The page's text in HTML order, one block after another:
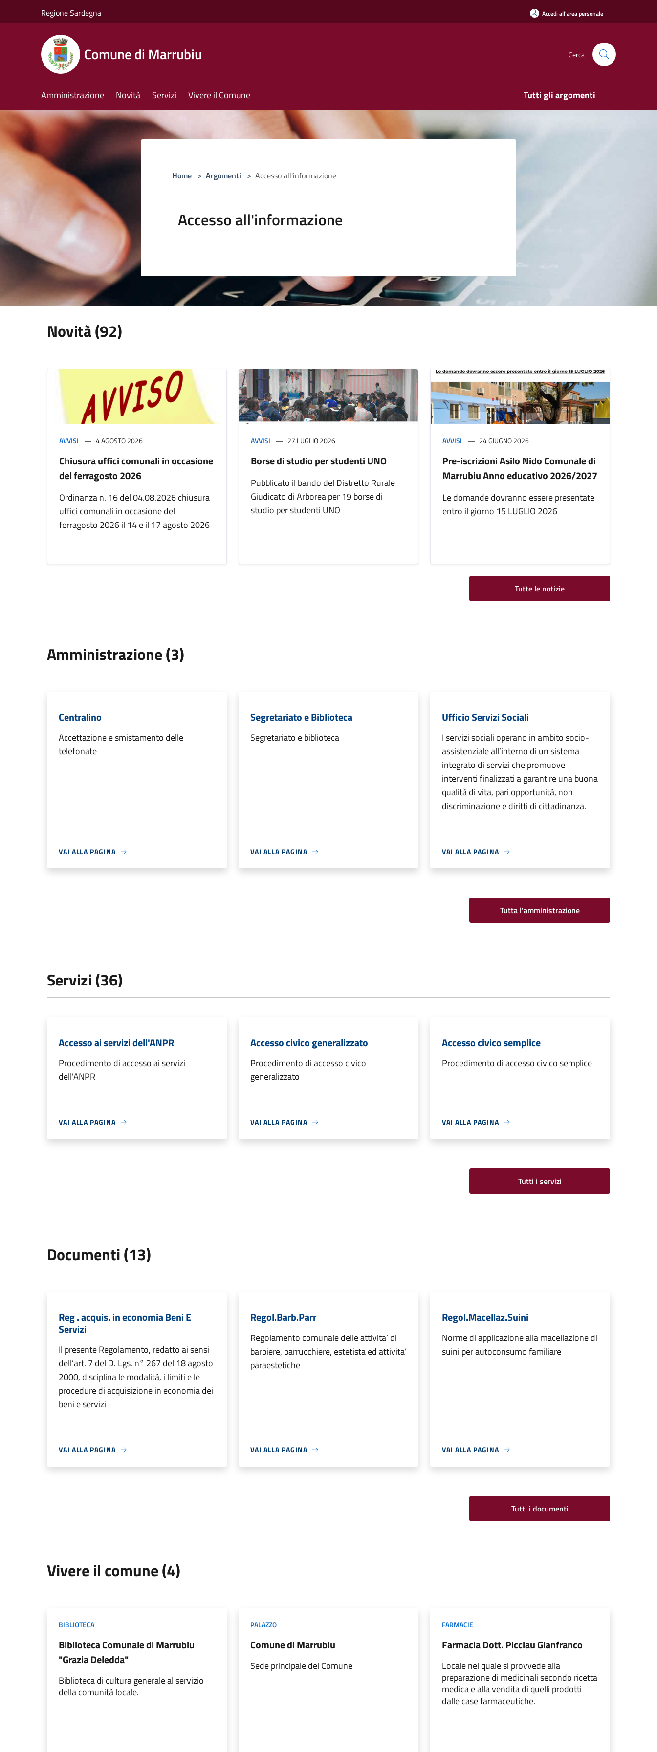
Regione Sardegna Accedi all'area personale
Comune di Marrubiu Cerca
Amministrazione Novità Servizi Vivere il Comune Tutti gli argomenti
Home > Argomenti > Accesso all'informazione
Accesso all'informazione
Novità (92)
AVVISI 4 AGOSTO 2026
Chiusura uffici comunali in occasione
del ferragosto 2026
Ordinanza n. 16 del 04.08.2026 chiusura
uffici comunali in occasione del
ferragosto 2026 il 14 e il 17 agosto 2026
AVVISI 27 LUGLIO 2026
Borse di studio per studenti UNO
Pubblicato il bando del Distretto Rurale
Giudicato di Arborea per 19 borse di
studio per studenti UNO
AVVISI 24 GIUGNO 2026
Pre-iscrizioni Asilo Nido Comunale di
Marrubiu Anno educativo 2026/2027
Le domande dovranno essere presentate
entro il giorno 15 LUGLIO 2026
Tutte le notizie
Amministrazione (3)
Centralino
Accettazione e smistamento delle
telefonate
VAI ALLA PAGINA
Segretariato e Biblioteca
Segretariato e biblioteca
VAI ALLA PAGINA
Ufficio Servizi Sociali
I servizi sociali operano in ambito socio-
assistenziale all’interno di un sistema
integrato di servizi che promuove
interventi finalizzati a garantire una buona
qualità di vita, pari opportunità, non
discriminazione e diritti di cittadinanza.
VAI ALLA PAGINA
Tutta l'amministrazione
Servizi (36)
Accesso ai servizi dell'ANPR
Procedimento di accesso ai servizi
dell'ANPR
VAI ALLA PAGINA
Accesso civico generalizzato
Procedimento di accesso civico
generalizzato
VAI ALLA PAGINA
Accesso civico semplice
Procedimento di accesso civico semplice
VAI ALLA PAGINA
Tutti i servizi
Documenti (13)
Reg . acquis. in economia Beni E
Servizi
Il presente Regolamento, redatto ai sensi
dell’art. 7 del D. Lgs. n° 267 del 18 agosto
2000, disciplina le modalità, i limiti e le
procedure di acquisizione in economia dei
beni e servizi
VAI ALLA PAGINA
Regol.Barb.Parr
Regolamento comunale delle attivita’ di
barbiere, parrucchiere, estetista ed attivita’
paraestetiche
VAI ALLA PAGINA
Regol.Macellaz.Suini
Norme di applicazione alla macellazione di
suini per autoconsumo familiare
VAI ALLA PAGINA
Tutti i documenti
Vivere il comune (4)
BIBLIOTECA
Biblioteca Comunale di Marrubiu
"Grazia Deledda"
Biblioteca di cultura generale al servizio
della comunità locale.
PALAZZO
Comune di Marrubiu
Sede principale del Comune
FARMACIE
Farmacia Dott. Picciau Gianfranco
Locale nel quale si provvede alla
preparazione di medicinali secondo ricetta
medica e alla vendita di quelli prodotti
dalle case farmaceutiche.